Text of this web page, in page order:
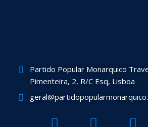
Partido Popular Monarquico
Pimenteira, 2, R/C Esq, Lisboa
F T Y